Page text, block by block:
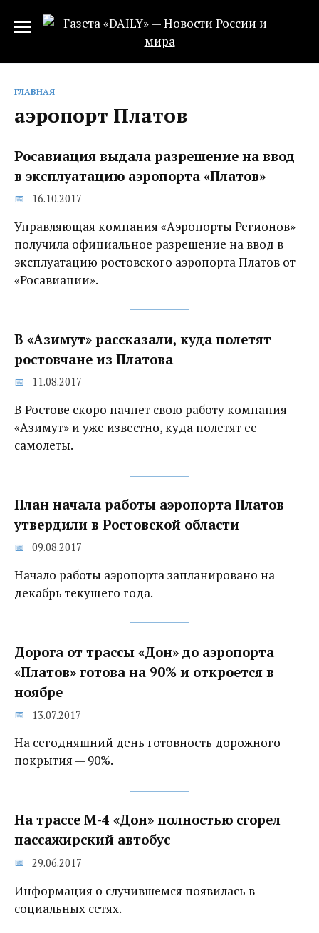
ГЛАВНАЯ
аэропорт Платов
Росавиация выдала разрешение на ввод
в эксплуатацию аэропорта «Платов»‍
16.10.2017
Управляющая компания «Аэропорты Регионов»
получила официальное разрешение на ввод в
эксплуатацию ростовского аэропорта Платов от
«Росавиации».
В «Азимут» рассказали, куда полетят
ростовчане из Платова
11.08.2017
В Ростове скоро начнет свою работу компания
«Азимут» и уже известно, куда полетят ее
самолеты.
План начала работы аэропорта Платов‍
утвердили в Ростовской области
09.08.2017
Начало работы аэропорта запланировано на
декабрь текущего года.
Дорога от трассы «Дон» до аэропорта
«Платов» готова на 90% и откроется в
ноябре
13.07.2017
На сегодняшний день готовность дорожного
покрытия — 90%.
На трассе М-4 «Дон» полностью сгорел
пассажирский автобус
29.06.2017
Информация о случившемся появилась в
социальных сетях.